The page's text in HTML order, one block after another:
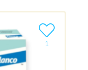
1
Ajouter le